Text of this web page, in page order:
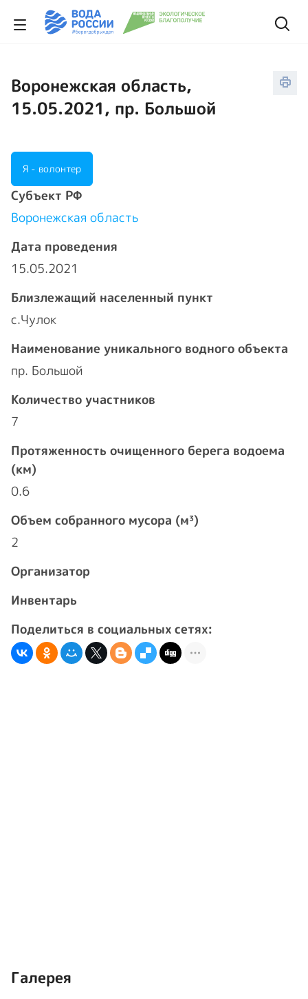
Воронежская область,
15.05.2021, пр. Большой
Я - волонтер
Cубъект РФ
Воронежская область
Дата проведения
15.05.2021
Близлежащий населенный пункт
с.Чулок
Наименование уникального водного объекта
пр. Большой
Количество участников
7
Протяженность очищенного берега водоема
(км)
0.6
Объем собранного мусора (м³)
2
Организатор
Инвентарь
Поделиться в социальных сетях:
Галерея